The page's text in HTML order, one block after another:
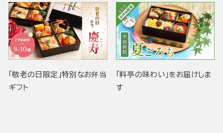
「敬老の日限定」特別なお弁当
ギフト
「料亭の味わい」をお届けしま
す